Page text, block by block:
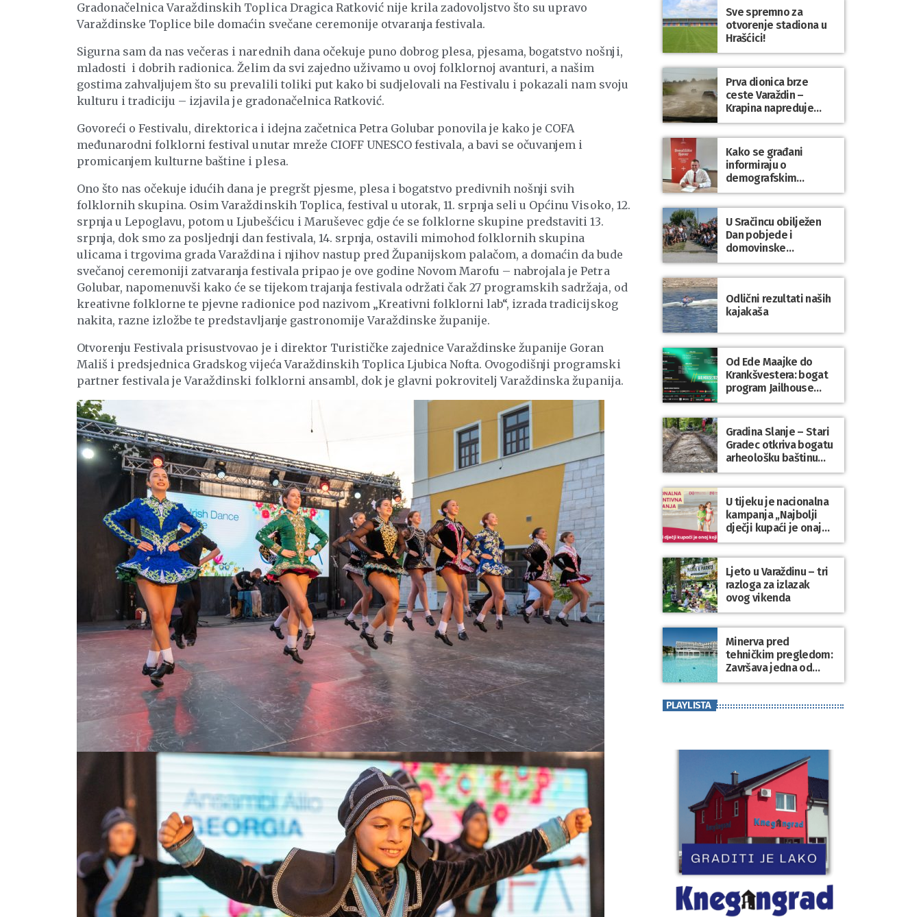
Gradonačelnica Varaždinskih Toplica Dragica Ratković nije krila zadovoljstvo što su upravo
Varaždinske Toplice bile domaćin svečane ceremonije otvaranja festivala.
Sigurna sam da nas večeras i narednih dana očekuje puno dobrog plesa, pjesama, bogatstvo nošnji,
mladosti i dobrih radionica. Želim da svi zajedno uživamo u ovoj folklornoj avanturi, a našim
gostima zahvaljujem što su prevalili toliki put kako bi sudjelovali na Festivalu i pokazali nam svoju
kulturu i tradiciju – izjavila je gradonačelnica Ratković.
Govoreći o Festivalu, direktorica i idejna začetnica Petra Golubar ponovila je kako je COFA
međunarodni folklorni festival unutar mreže CIOFF UNESCO festivala, a bavi se očuvanjem i
promicanjem kulturne baštine i plesa.
Ono što nas očekuje idućih dana je pregršt pjesme, plesa i bogatstvo predivnih nošnji svih
folklornih skupina. Osim Varaždinskih Toplica, festival u utorak, 11. srpnja seli u Općinu Visoko, 12.
srpnja u Lepoglavu, potom u Ljubešćicu i Maruševec gdje će se folklorne skupine predstaviti 13.
srpnja, dok smo za posljednji dan festivala, 14. srpnja, ostavili mimohod folklornih skupina
ulicama i trgovima grada Varaždina i njihov nastup pred Županijskom palačom, a domaćin da bude
svečanoj ceremoniji zatvaranja festivala pripao je ove godine Novom Marofu – nabrojala je Petra
Golubar, napomenuvši kako će se tijekom trajanja festivala održati čak 27 programskih sadržaja, od
kreativne folklorne te pjevne radionice pod nazivom „Kreativni folklorni lab“, izrada tradicijskog
nakita, razne izložbe te predstavljanje gastronomije Varaždinske županije.
Otvorenju Festivala prisustvovao je i direktor Turističke zajednice Varaždinske županije Goran
Mališ i predsjednica Gradskog vijeća Varaždinskih Toplica Ljubica Nofta. Ovogodišnji programski
partner festivala je Varaždinski folklorni ansambl, dok je glavni pokrovitelj Varaždinska županija.
Sve spremno za
otvorenje stadiona u
Hrašćici!
Prva dionica brze
ceste Varaždin –
Krapina napreduje
prema planu
Kako se građani
informiraju o
demografskim
mjerama? Sudjelujte u
istraživanju!
U Sračincu obilježen
Dan pobjede i
domovinske
zahvalnosti te Dan
hrvatskih branitelja
Odlični rezultati naših
kajakaša
Od Ede Maajke do
Krankšvestera: bogat
program Jailhouse
Festivala 2026. u
Lepoglavi
Gradina Slanje – Stari
Gradec otkriva bogatu
arheološku baštinu
Varaždinske županije
U tijeku je nacionalna
kampanja „Najbolji
dječji kupaći je onaj
koji se nosi“
Ljeto u Varaždinu – tri
razloga za izlazak
ovog vikenda
Minerva pred
tehničkim pregledom:
Završava jedna od
najvećih investicija u
Varaždinske županije
PLAYLISTA